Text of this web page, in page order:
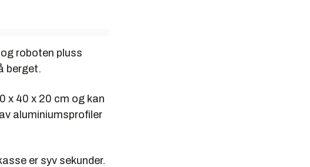
roboten pluss
berget.
x 40 x 20 cm og kan
aluminiumsprofiler
er syv sekunder.